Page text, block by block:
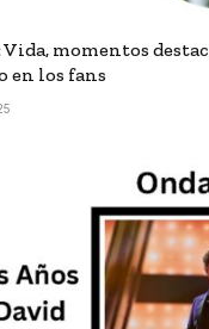
Vida, momentos
en los fans